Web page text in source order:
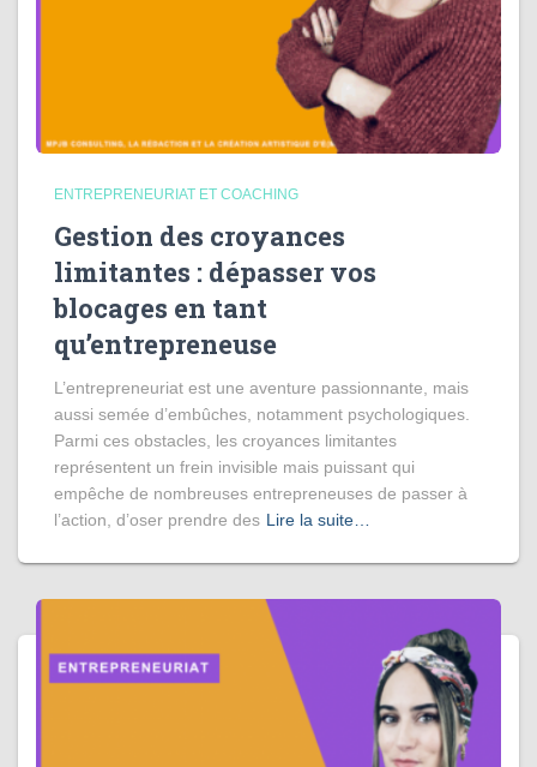
ENTREPRENEURIAT ET COACHING
Gestion des croyances
limitantes : dépasser vos
blocages en tant
qu’entrepreneuse
L’entrepreneuriat est une aventure passionnante, mais
aussi semée d’embûches, notamment psychologiques.
Parmi ces obstacles, les croyances limitantes
représentent un frein invisible mais puissant qui
empêche de nombreuses entrepreneuses de passer à
l’action, d’oser prendre des Lire la suite…